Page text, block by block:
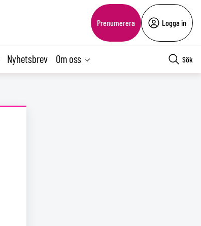
Prenumerera Logga in
Nyhetsbrev Om oss Sök